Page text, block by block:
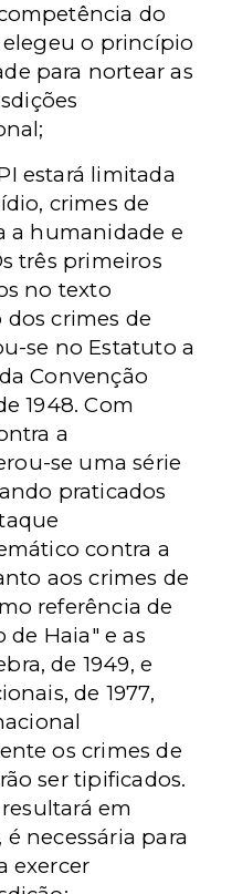
do
o princípio
para nortear as
estará limitada
crimes de
a humanidade e
três primeiros
no texto
crimes de
se no Estatuto a
Convenção
1948. Com
a
se uma série
praticados
contra a
aos crimes de
referência de
de Haia" e as
de 1949, e
de 1977,
os crimes de
ser tipificados.
em
necessária para
exercer